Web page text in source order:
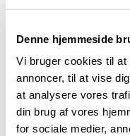
Denne hjemmeside
Vi bruger cookies til
annoncer, til at vise
at analysere vores
din brug af vores
for sociale medier,